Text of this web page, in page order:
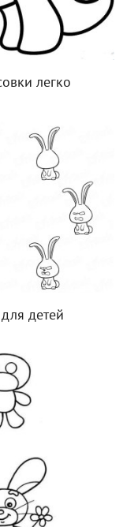
легко
детей